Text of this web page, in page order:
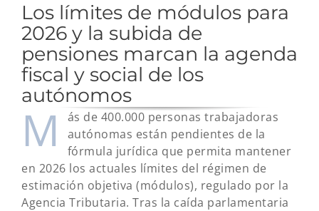
Los límites de módulos para
2026 y la subida de
pensiones marcan la agenda
fiscal y social de los
autónomos
M
ás de 400.000 personas trabajadoras
autónomas están pendientes de la
fórmula jurídica que permita mantener
en 2026 los actuales límites del régimen de
estimación objetiva (módulos), regulado por la
Agencia Tributaria. Tras la caída parlamentaria